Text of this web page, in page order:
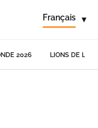
Français ▾
2026 LIONS DE